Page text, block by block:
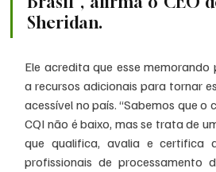
Sheridan.
Ele acredita que esse
a recursos adicionais para tornar
acessível no país. “Sabemos que
CQI não é baixo, mas se trata de
que qualifica, avalia e certifica
profissionais de processamento